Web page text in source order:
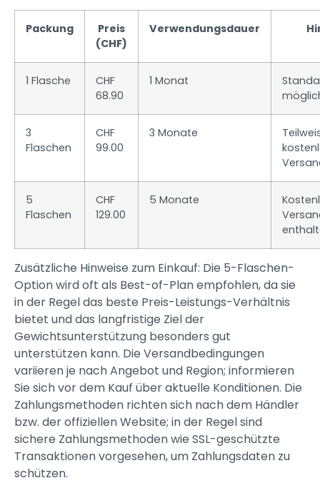
Packung
Preis
(CHF)
Verwendungsdauer
1 Flasche
CHF
68.90
1 Monat
3
Flaschen
CHF
99.00
3 Monate
5
Flaschen
CHF
129.00
5 Monate
Zusätzliche Hinweise zum Einkauf: Die 5-Flaschen-
Option wird oft als Best-of-Plan empfohlen, da sie
in der Regel das beste Preis-Leistungs-Verhältnis
bietet und das langfristige Ziel der
Gewichtsunterstützung besonders gut
unterstützen kann. Die Versandbedingungen
variieren je nach Angebot und Region; informieren
Sie sich vor dem Kauf über aktuelle Konditionen. Die
Zahlungsmethoden richten sich nach dem Händler
bzw. der offiziellen Website; in der Regel sind
sichere Zahlungsmethoden wie SSL-geschützte
Transaktionen vorgesehen, um Zahlungsdaten zu
schützen.